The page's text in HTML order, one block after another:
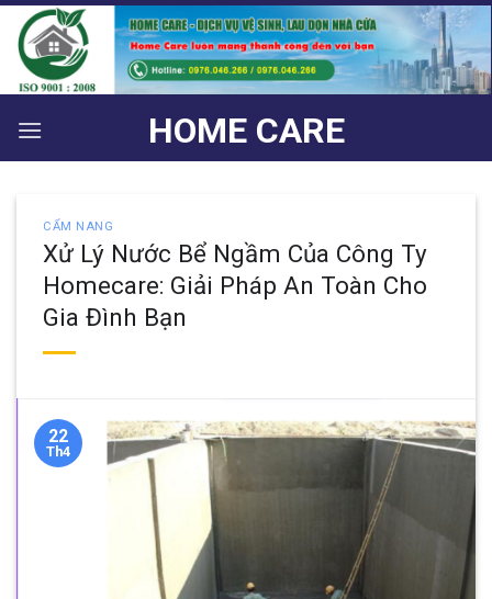
Bỏ
qua
nội
dung
HOME CARE
CẨM NANG
Xử Lý Nước Bể Ngầm Của Công Ty
Homecare: Giải Pháp An Toàn Cho
Gia Đình Bạn
22
Th4